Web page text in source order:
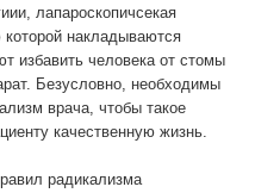
лапароскопичсекая
накладываются
избавить человека от стомы
Безусловно, необходимы
врача, чтобы такое
качественную жизнь.
радикализма